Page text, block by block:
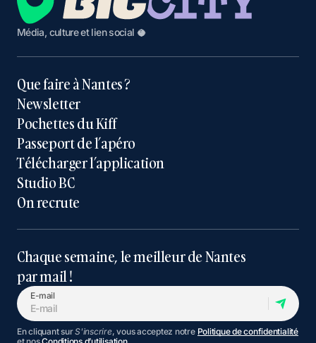
Média, culture et lien social 🥥
Que faire à Nantes ?
Newsletter
Pochettes du Kiff
Passeport de l’apéro
Télécharger l’application
Studio BC
On recrute
Chaque semaine, le meilleur de Nantes
par mail !
E-mail
En cliquant surS'inscrire, vous acceptez notre Politique de confidentialité